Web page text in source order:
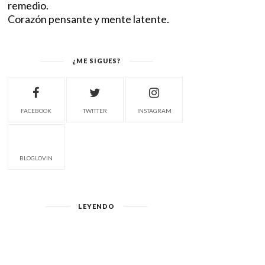
remedio.
Corazón pensante y mente latente.
¿ME SIGUES?
FACEBOOK TWITTER INSTAGRAM
BLOGLOVIN
LEYENDO